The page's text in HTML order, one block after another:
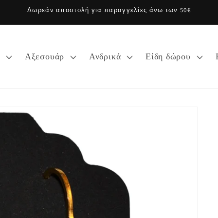
Δωρεάν αποστολή για παραγγελίες άνω των 50€
Αξεσουάρ Ανδρικά Είδη δώρου